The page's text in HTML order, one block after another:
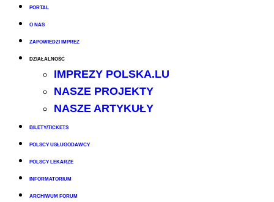
PORTAL
O NAS
ZAPOWIEDZI IMPREZ
DZIAŁALNOŚĆ
IMPREZY POLSKA.LU
NASZE PROJEKTY
NASZE ARTYKUŁY
BILETY/TICKETS
POLSCY USŁUGODAWCY
POLSCY LEKARZE
INFORMATORIUM
ARCHIWUM FORUM